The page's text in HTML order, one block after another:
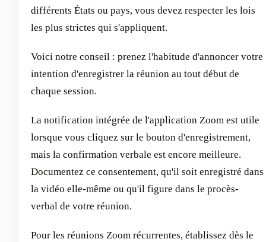
différents États ou pays, vous devez respecter les lois
les plus strictes qui s'appliquent.
Voici notre conseil : prenez l'habitude d'annoncer votre
intention d'enregistrer la réunion au tout début de
chaque session.
La notification intégrée de l'application Zoom est utile
lorsque vous cliquez sur le bouton d'enregistrement,
mais la confirmation verbale est encore meilleure.
Documentez ce consentement, qu'il soit enregistré dans
la vidéo elle-même ou qu'il figure dans le procès-
verbal de votre réunion.
Pour les réunions Zoom récurrentes, établissez dès le